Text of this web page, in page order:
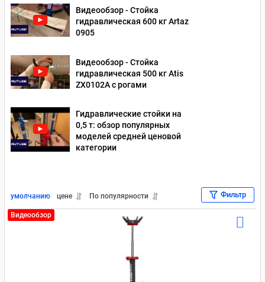
Видеообзор - Стойка
гидравлическая 600 кг Artaz
0905
Видеообзор - Стойка
гидравлическая 500 кг Atis
ZX0102A с рогами
Гидравлические стойки на
0,5 т: обзор популярных
моделей средней ценовой
категории
умолчанию цене По популярности Фильтр
Видеообзор